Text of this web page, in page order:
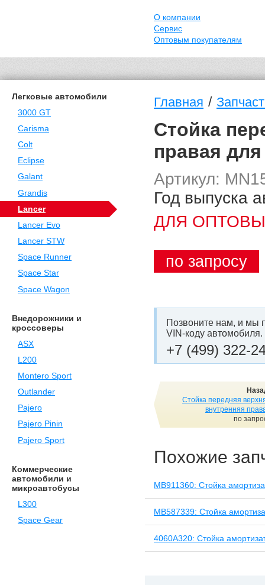
О компании
Сервис
Оптовым покупателям
Легковые автомобили
3000 GT
Carisma
Colt
Eclipse
Galant
Grandis
Lancer
Lancer Evo
Lancer STW
Space Runner
Space Star
Space Wagon
Внедорожники и
кроссоверы
ASX
L200
Montero Sport
Outlander
Pajero
Pajero Pinin
Pajero Sport
Коммерческие
автомобили и
микроавтобусы
L300
Space Gear
Главная /
Стойка
правая
Артикул:
Год выпуска
ДЛЯ
по запросу
Позвоните нам, и мы
VIN-коду автомобиля.
+7 (499) 322-
Стойка передняя
внутренняя
по
Похожие
MB911360: Стойка
MB587339: Стойка
4060A320: Стойка